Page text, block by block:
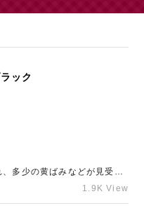
ック
多少の黄ばみなどが見受け
ていただきました。最近着
1.9K View